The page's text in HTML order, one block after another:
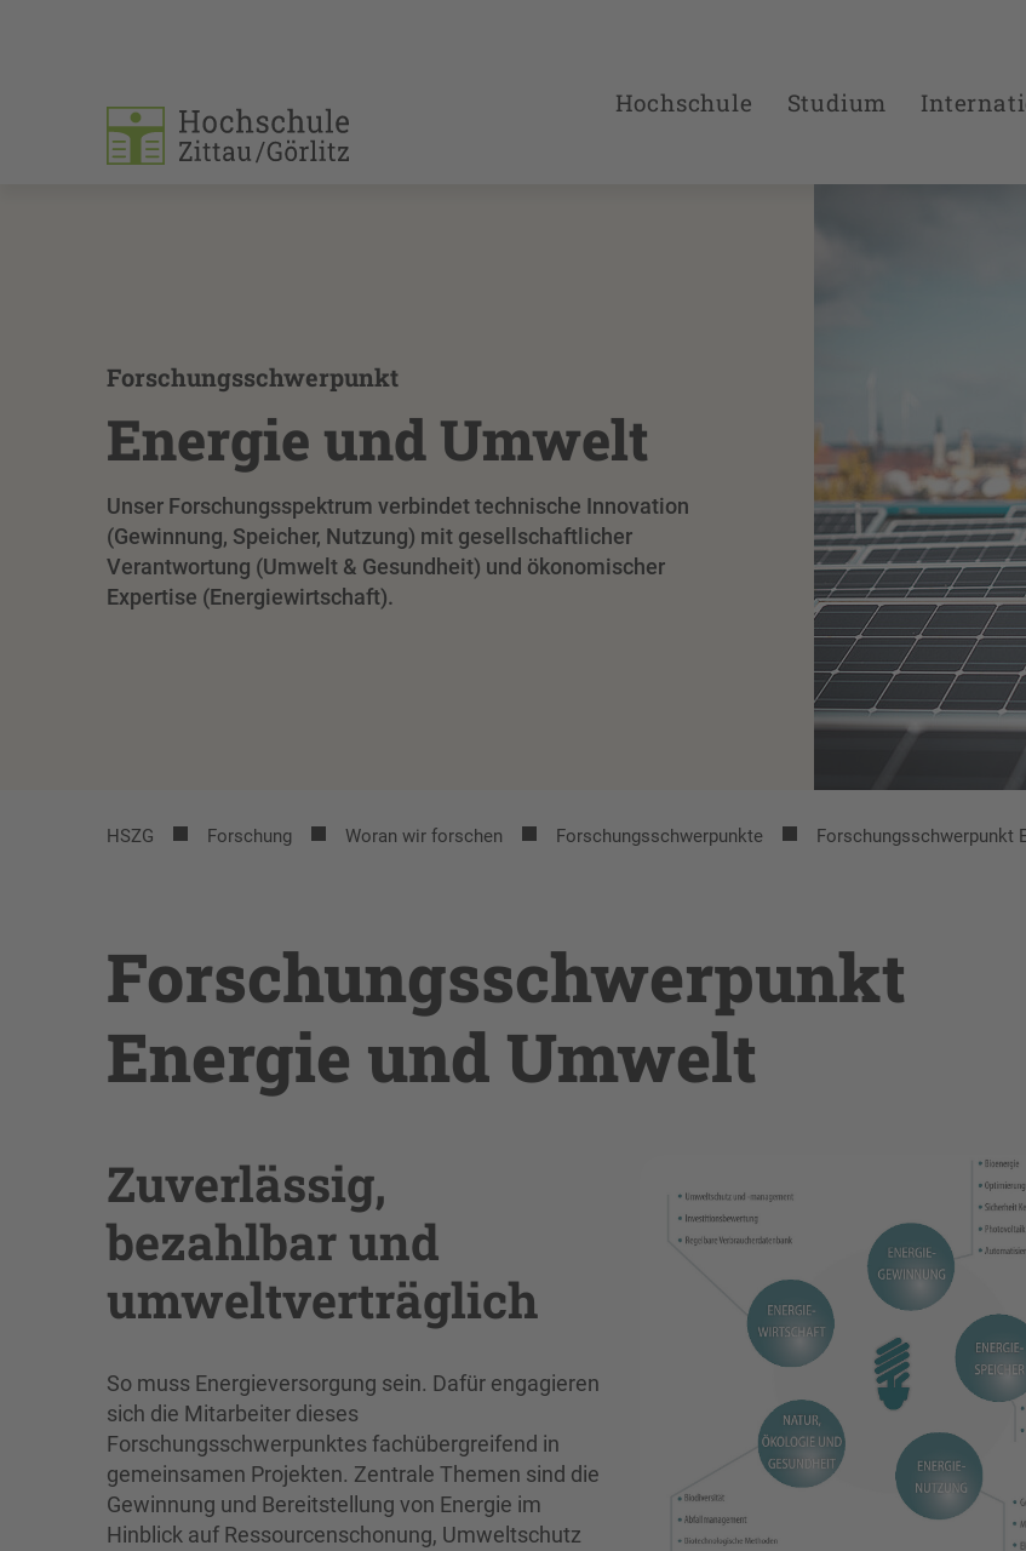
Hochschule Studium
Forschungsschwerpunkt
Energie und Umwelt
Unser Forschungsspektrum verbindet technische Innovation
(Gewinnung, Speicher, Nutzung) mit gesellschaftlicher
Verantwortung (Umwelt & Gesundheit) und ökonomischer
Expertise (Energiewirtschaft).
HSZG Forschung Woran wir forschen Forschungsschwerpunkte Forschungsschwerpunkt
Forschungsschwerpunkt
Energie und Umwelt
Zuverlässig,
bezahlbar und
umweltverträglich
So muss Energieversorgung sein. Dafür engagieren
sich die Mitarbeiter dieses
Forschungsschwerpunktes fachübergreifend in
gemeinsamen Projekten. Zentrale Themen sind die
Gewinnung und Bereitstellung von Energie im
Hinblick auf Ressourcenschonung, Umweltschutz